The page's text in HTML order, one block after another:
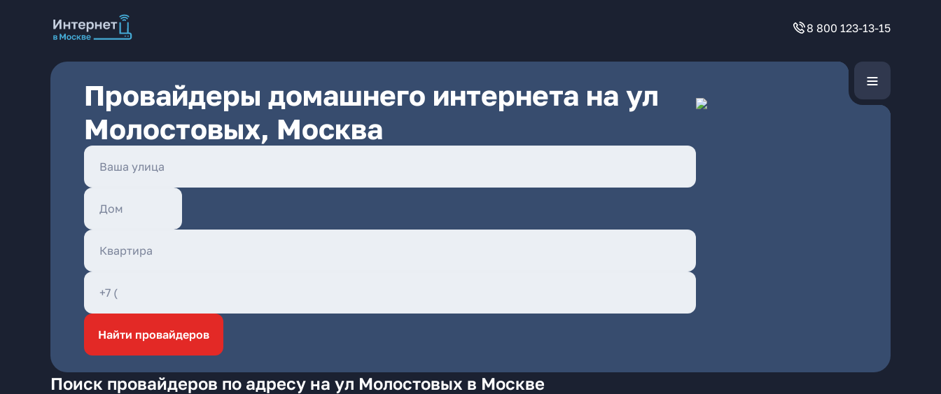
8 800 123-13-15
Провайдеры домашнего интернета на ул
Молостовых, Москва
Найти провайдеров
Поиск провайдеров по адресу на ул Молостовых в Москве